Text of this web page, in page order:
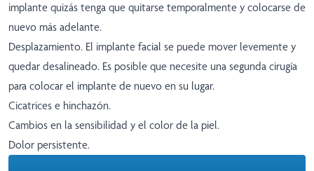
implante quizás tenga que quitarse temporalmente y colocarse de
nuevo más adelante.
Desplazamiento. El implante facial se puede mover levemente y
quedar desalineado. Es posible que necesite una segunda cirugía
para colocar el implante de nuevo en su lugar.
Cicatrices e hinchazón.
Cambios en la sensibilidad y el color de la piel.
Dolor persistente.